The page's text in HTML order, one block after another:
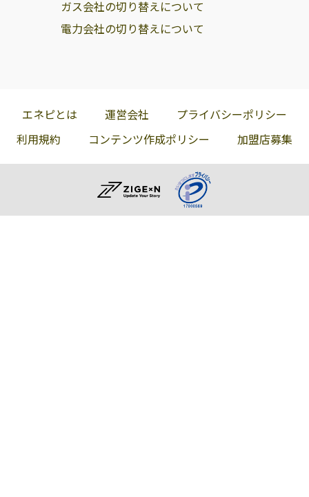
ガス会社の切り替えについて
電力会社の切り替えについて
エネピとは 運営会社
プライバシーポリシー
利用規約
コンテンツ作成ポリシー 加盟店募集